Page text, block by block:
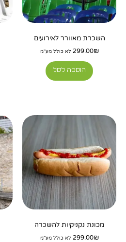
השכרת מאוורר לאירועים
299.00₪ לא כולל מע"מ
הוספה לסל
מכונת נקניקיות להשכרה
299.00₪ לא כולל מע"מ